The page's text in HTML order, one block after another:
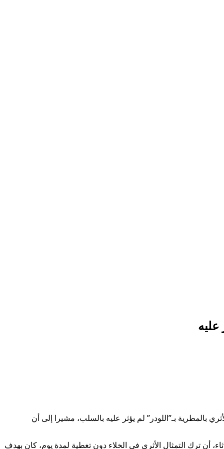
عليه
بالمطرية بـ”اللودر” لم يؤثر عليه بالسلب، مشيرا إلى أن
أن ترك التمثال الأثري في الخلاء دون تغطية لمدة يوم، كان بهدف